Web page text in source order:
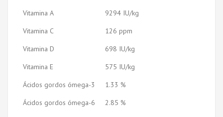
Vitamina A
9294 IU/kg
Vitamina C
126 ppm
Vitamina D
698 IU/kg
Vitamina E
575 IU/kg
Ácidos gordos ómega-3
1.33 %
Ácidos gordos ómega-6
2.85 %